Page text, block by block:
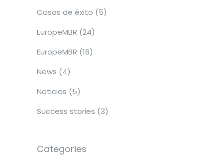
Casos de éxito (5)
EuropeMBR (24)
EuropeMBR (16)
News (4)
Noticias (5)
Success stories (3)
Categories